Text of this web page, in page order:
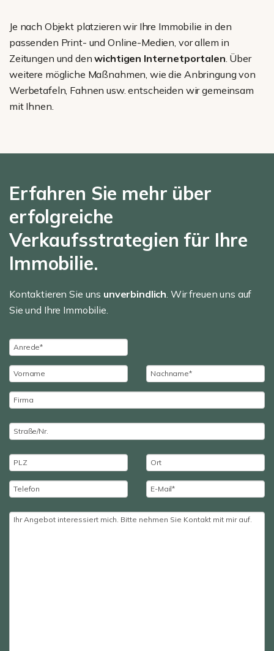
Je nach Objekt platzieren wir Ihre Immobilie in den
passenden Print- und Online-Medien, vor allem in
Zeitungen und denwichtigen Internetportalen . Über
weitere mögliche Maßnahmen, wie die Anbringung von
Werbetafeln, Fahnen usw. entscheiden wir gemeinsam
mit Ihnen.
Erfahren Sie mehr über
erfolgreiche
Verkaufsstrategien für Ihre
Immobilie.
Kontaktieren Sie uns unverbindlich . Wir freuen uns auf
Sie und Ihre Immobilie.